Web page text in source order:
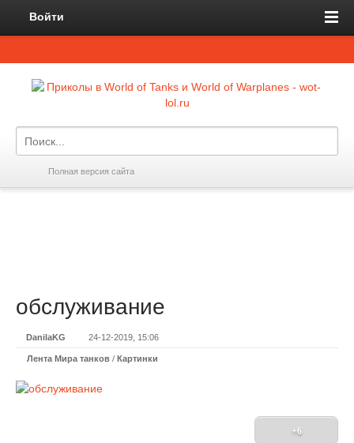
Войти
Полная версия сайта
обслуживание
DanilaKG 24-12-2019, 15:06
Лента Мира танков / Картинки
+6